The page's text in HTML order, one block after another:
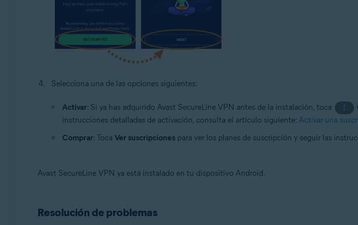
Selecciona una de las opciones siguientes:
Activar: Si ya has adquirido Avast SecureLine VPN antes de la instalación, toca ⋮
instrucciones detalladas de activación, consulta el artículo siguiente: Activar una
Comprar: Toca Ver suscripcionespara ver los planes de suscripción y seguir las
Avast SecureLine VPN ya está instalado en tu dispositivo Android.
Resolución de problemas